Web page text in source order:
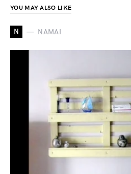
YOU MAY ALSO LIKE
N NAMAI